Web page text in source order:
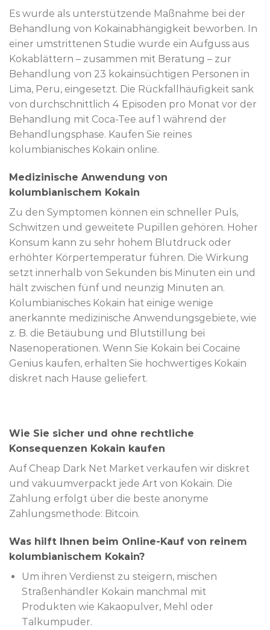
Es wurde als unterstützende Maßnahme bei der
Behandlung von Kokainabhängigkeit beworben. In
einer umstrittenen Studie wurde ein Aufguss aus
Kokablättern – zusammen mit Beratung – zur
Behandlung von 23 kokainsüchtigen Personen in
Lima, Peru, eingesetzt. Die Rückfallhäufigkeit sank
von durchschnittlich 4 Episoden pro Monat vor der
Behandlung mit Coca-Tee auf 1 während der
Behandlungsphase. Kaufen Sie reines
kolumbianisches Kokain online.
Medizinische Anwendung von
kolumbianischem Kokain
Zu den Symptomen können ein schneller Puls,
Schwitzen und geweitete Pupillen gehören. Hoher
Konsum kann zu sehr hohem Blutdruck oder
erhöhter Körpertemperatur führen. Die Wirkung
setzt innerhalb von Sekunden bis Minuten ein und
hält zwischen fünf und neunzig Minuten an.
Kolumbianisches Kokain hat einige wenige
anerkannte medizinische Anwendungsgebiete, wie
z. B. die Betäubung und Blutstillung bei
Nasenoperationen. Wenn Sie Kokain bei Cocaine
Genius kaufen, erhalten Sie hochwertiges Kokain
diskret nach Hause geliefert.
Wie Sie sicher und ohne rechtliche
Konsequenzen Kokain kaufen
Auf Cheap Dark Net Market verkaufen wir diskret
und vakuumverpackt jede Art von Kokain. Die
Zahlung erfolgt über die beste anonyme
Zahlungsmethode: Bitcoin.
Was hilft Ihnen beim Online-Kauf von reinem
kolumbianischem Kokain?
Um ihren Verdienst zu steigern, mischen
Straßenhändler Kokain manchmal mit
Produkten wie Kakaopulver, Mehl oder
Talkumpuder.